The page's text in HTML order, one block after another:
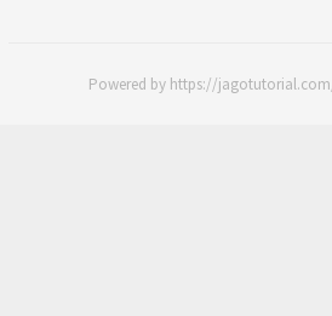
Powered by https://